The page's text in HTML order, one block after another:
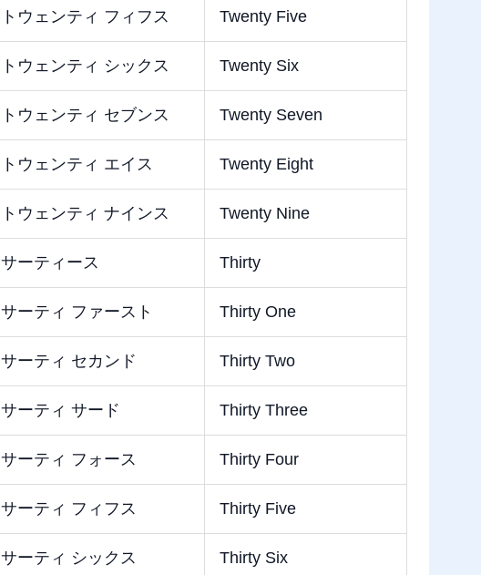
トウェンティ フィフス Twenty Five
トウェンティ シックス Twenty Six
トウェンティ セブンス Twenty Seven
トウェンティ エイス Twenty Eight
トウェンティ ナインス Twenty Nine
サーティース Thirty
サーティ ファースト Thirty One
サーティ セカンド Thirty Two
サーティ サード Thirty Three
サーティ フォース Thirty Four
サーティ フィフス Thirty Five
サーティ シックス Thirty Six